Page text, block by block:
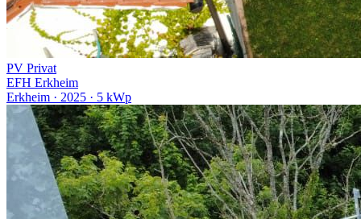
PV Privat
EFH Erkheim
Erkheim · 2025 · 5 kWp